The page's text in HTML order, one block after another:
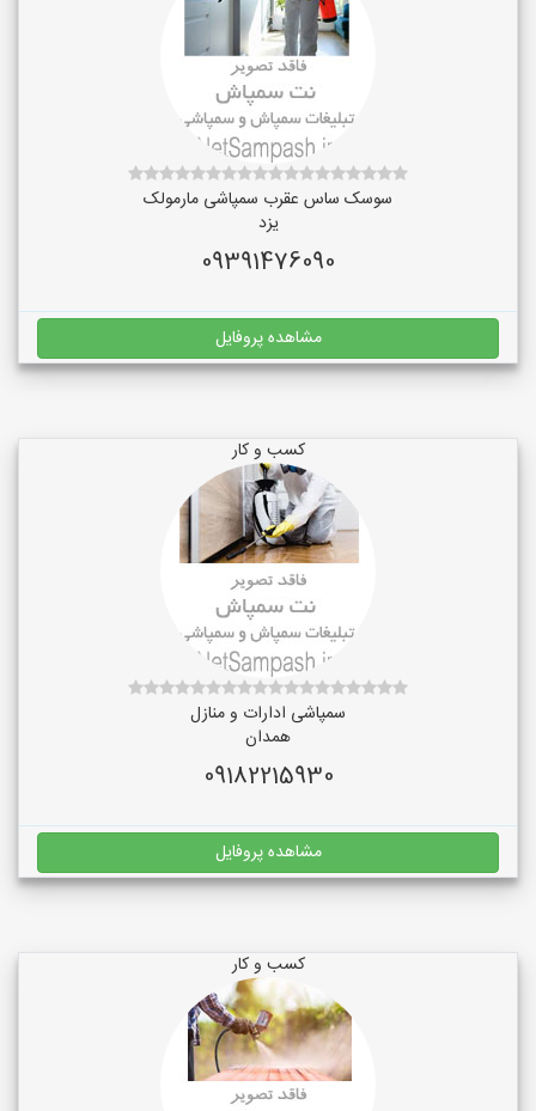
سوسک ساس عقرب سمپاشی مارمولک
یزد
09391476090
مشاهده پروفایل
کسب و کار
سمپاشی ادارات و منازل
همدان
09182215930
مشاهده پروفایل
کسب و کار